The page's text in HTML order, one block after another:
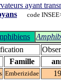
ayant
code
Famille
Emberizidae